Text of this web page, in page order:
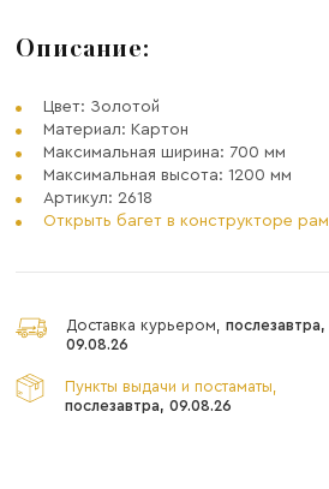
Описание:
Цвет: Золотой
Материал: Картон
Максимальная ширина: 700 мм
Максимальная высота: 1200 мм
Артикул: 2618
Открыть багет в конструкторе рам
Доставка курьером,послезавтра,
09.08.26
Пункты выдачи и постаматы,
послезавтра, 09.08.26